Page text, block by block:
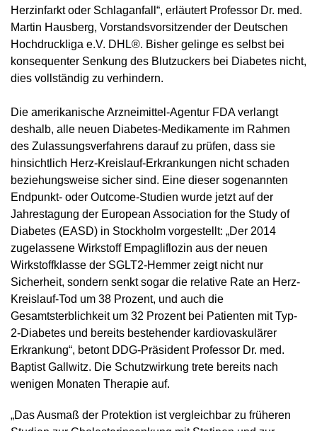
Herzinfarkt oder Schlaganfall“, erläutert Professor Dr. med.
Martin Hausberg, Vorstandsvorsitzender der Deutschen
Hochdruckliga e.V. DHL®. Bisher gelinge es selbst bei
konsequenter Senkung des Blutzuckers bei Diabetes nicht,
dies vollständig zu verhindern.
Die amerikanische Arzneimittel-Agentur FDA verlangt
deshalb, alle neuen Diabetes-Medikamente im Rahmen
des Zulassungsverfahrens darauf zu prüfen, dass sie
hinsichtlich Herz-Kreislauf-Erkrankungen nicht schaden
beziehungsweise sicher sind. Eine dieser sogenannten
Endpunkt- oder Outcome-Studien wurde jetzt auf der
Jahrestagung der European Association for the Study of
Diabetes (EASD) in Stockholm vorgestellt: „Der 2014
zugelassene Wirkstoff Empagliflozin aus der neuen
Wirkstoffklasse der SGLT2-Hemmer zeigt nicht nur
Sicherheit, sondern senkt sogar die relative Rate an Herz-
Kreislauf-Tod um 38 Prozent, und auch die
Gesamtsterblichkeit um 32 Prozent bei Patienten mit Typ-
2-Diabetes und bereits bestehender kardiovaskulärer
Erkrankung“, betont DDG-Präsident Professor Dr. med.
Baptist Gallwitz. Die Schutzwirkung trete bereits nach
wenigen Monaten Therapie auf.
„Das Ausmaß der Protektion ist vergleichbar zu früheren